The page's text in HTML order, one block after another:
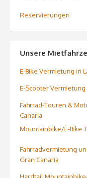
Reservierungen
Unsere
E-Bike Vermietung in
E-Scooter Vermietung
Fahrrad-Touren &
Canaria
Mountainbike/E-Bike
Fahrradvermietung
Gran Canaria
Hardtail